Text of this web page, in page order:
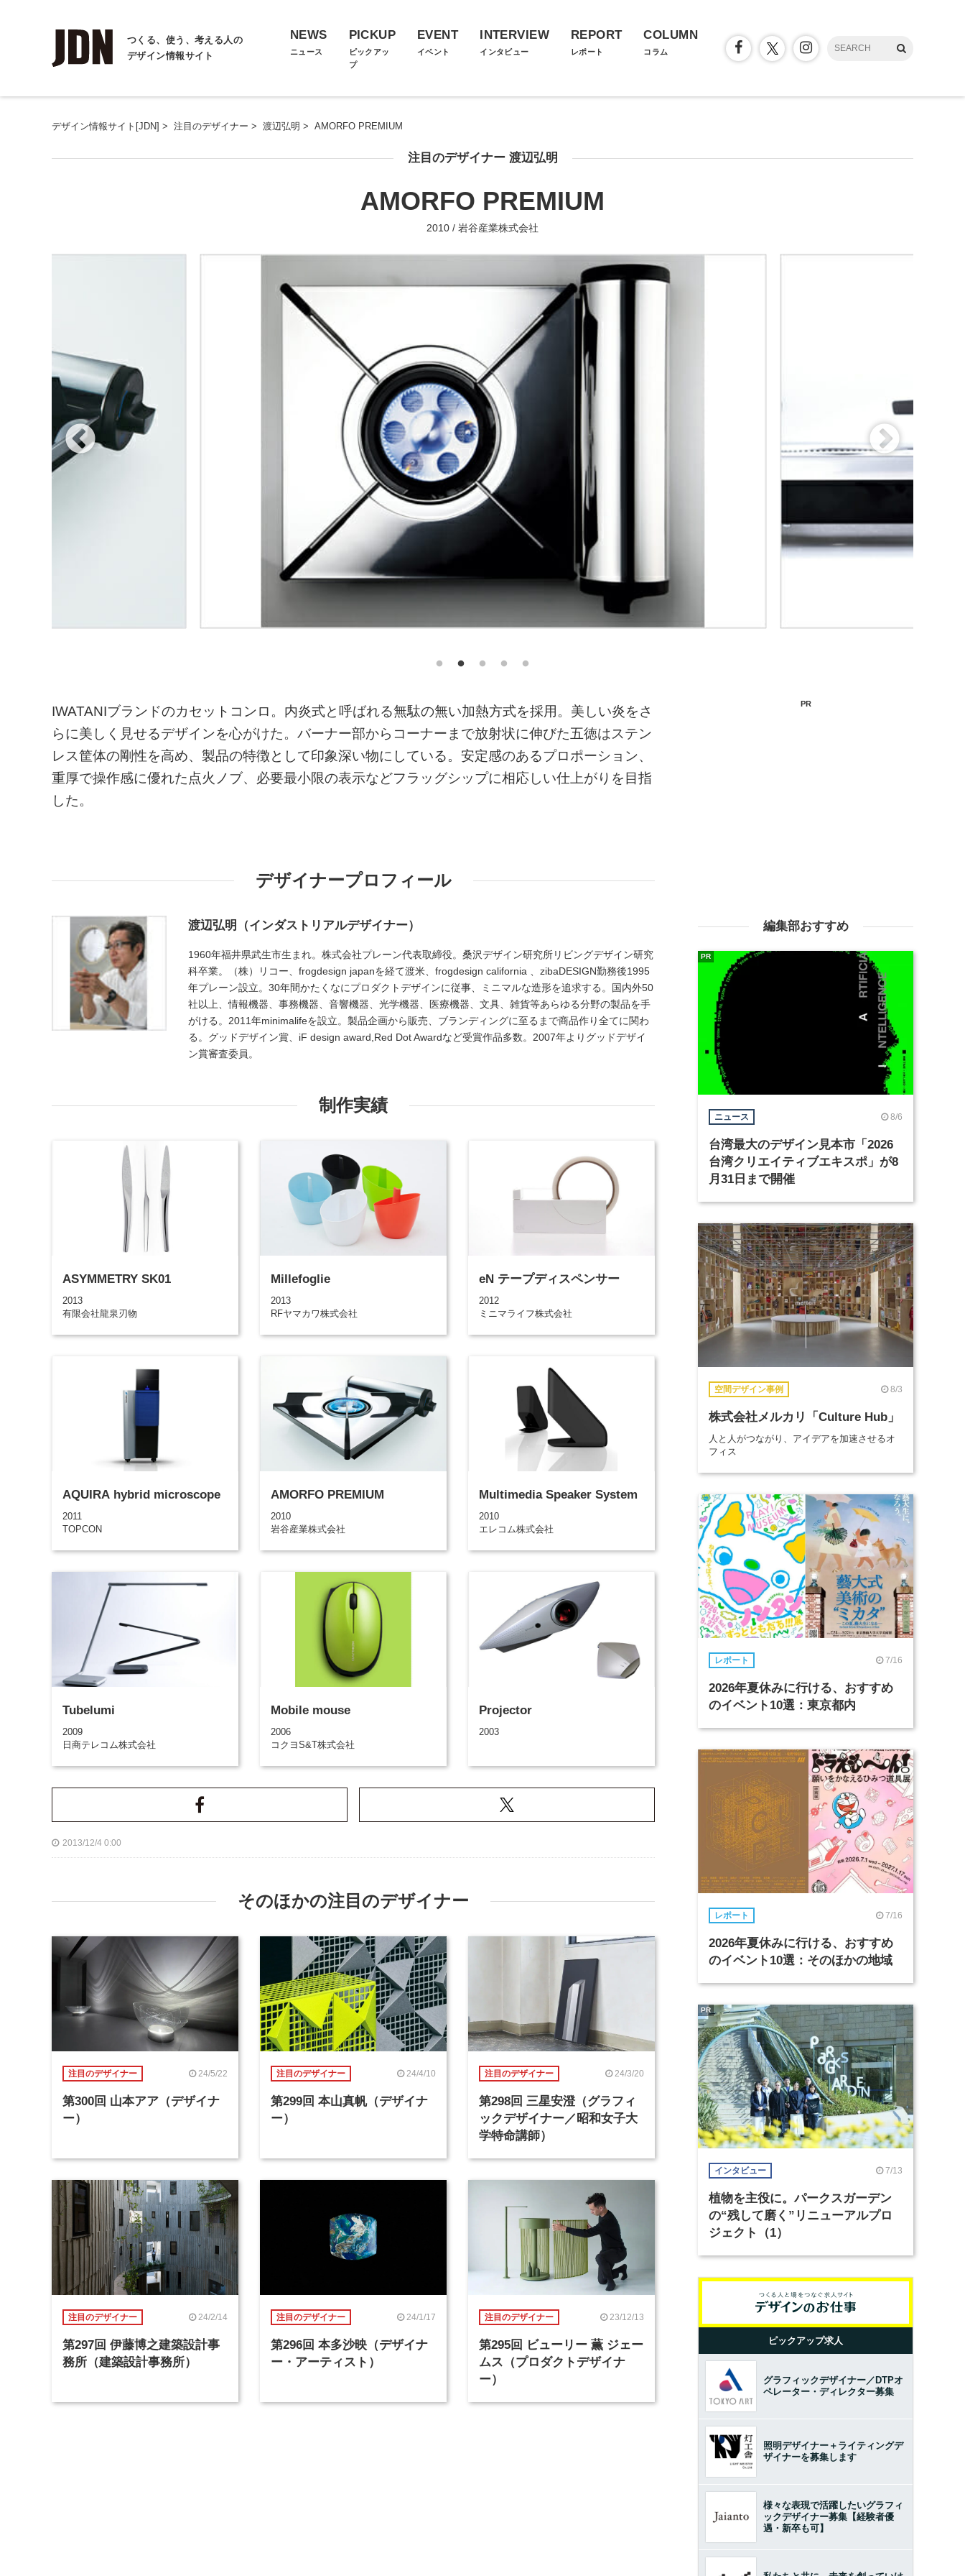
つくる、使う、考える人の
デザイン情報サイト
NEWS
ニュース
PICKUP
ピックアッ
プ
EVENT
イベント
INTERVIEW
インタビュー
REPORT
レポート
COLUMN
コラム
デザイン情報サイト[JDN] > 注目のデザイナー > 渡辺弘明 > AMORFO PREMIUM
注目のデザイナー 渡辺弘明
AMORFO PREMIUM
2010 / 岩谷産業株式会社
IWATANIブランドのカセットコンロ。内炎式と呼ばれる無駄の無い加熱方式を採用。美しい炎をさ
らに美しく見せるデザインを心がけた。バーナー部からコーナーまで放射状に伸びた五徳はステン
レス筐体の剛性を高め、製品の特徴として印象深い物にしている。安定感のあるプロポーション、
重厚で操作感に優れた点火ノブ、必要最小限の表示などフラッグシップに相応しい仕上がりを目指
した。
デザイナープロフィール
渡辺弘明（インダストリアルデザイナー）
1960年福井県武生市生まれ。株式会社プレーン代表取締役。桑沢デザイン研究所リビングデザイン研究
科卒業。（株）リコー、frogdesign japanを経て渡米、frogdesign california 、zibaDESIGN勤務後1995
年プレーン設立。30年間かたくなにプロダクトデザインに従事、ミニマルな造形を追求する。国内外50
社以上、情報機器、事務機器、音響機器、光学機器、医療機器、文具、雑貨等あらゆる分野の製品を手
がける。2011年minimalifeを設立。製品企画から販売、ブランディングに至るまで商品作り全てに関わ
る。グッドデザイン賞、iF design award,Red Dot Awardなど受賞作品多数。2007年よりグッドデザイ
ン賞審査委員。
制作実績
ASYMMETRY SK01
2013
有限会社龍泉刃物
Millefoglie
2013
RFヤマカワ株式会社
eN テープディスペンサー
2012
ミニマライフ株式会社
AQUIRA hybrid microscope
2011
TOPCON
AMORFO PREMIUM
2010
岩谷産業株式会社
Multimedia Speaker System
2010
エレコム株式会社
Tubelumi
2009
日商テレコム株式会社
Mobile mouse
2006
コクヨS&T株式会社
Projector
2003
2013/12/4 0:00
そのほかの注目のデザイナー
注目のデザイナー 24/5/22
第300回 山本アア（デザイナ
ー）
注目のデザイナー 24/4/10
第299回 本山真帆（デザイナ
ー）
注目のデザイナー 24/3/20
第298回 三星安澄（グラフィ
ックデザイナー／昭和女子大
学特命講師）
注目のデザイナー 24/2/14
第297回 伊藤博之建築設計事
務所（建築設計事務所）
注目のデザイナー 24/1/17
第296回 本多沙映（デザイナ
ー・アーティスト）
注目のデザイナー 23/12/13
第295回 ビューリー 薫 ジェー
ムス（プロダクトデザイナ
ー）
PR
編集部おすすめ
ニュース 8/6
台湾最大のデザイン見本市「2026
台湾クリエイティブエキスポ」が8
月31日まで開催
PR
空間デザイン事例 8/3
株式会社メルカリ「Culture Hub」
人と人がつながり、アイデアを加速させるオ
フィス
レポート 7/16
2026年夏休みに行ける、おすすめ
のイベント10選：東京都内
レポート 7/16
2026年夏休みに行ける、おすすめ
のイベント10選：そのほかの地域
インタビュー 7/13
植物を主役に。パークスガーデン
の“残して磨く”リニューアルプロ
ジェクト（1）
PR
ピックアップ求人
グラフィックデザイナー／DTPオ
ペレーター・ディレクター募集
照明デザイナー＋ライティングデ
ザイナーを募集します
様々な表現で活躍したいグラフィ
ックデザイナー募集【経験者優
遇・新卒も可】